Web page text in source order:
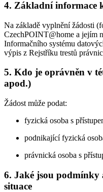
4. Základní informace
Na základě vyplnění žádosti
CzechPOINT@home a jejím
Informačního systému
výpis z Rejstříku trestů
5. Kdo je oprávněn v
apod.)
Žádost může podat:
fyzická osoba s
podnikající fyzická
právnická osoba s
6. Jaké jsou podmínky
situace